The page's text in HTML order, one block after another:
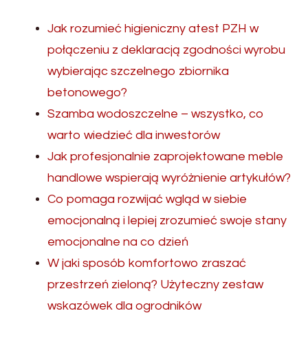
Jak rozumieć higieniczny atest PZH w
połączeniu z deklaracją zgodności wyrobu
wybierając szczelnego zbiornika
betonowego?
Szamba wodoszczelne – wszystko, co
warto wiedzieć dla inwestorów
Jak profesjonalnie zaprojektowane meble
handlowe wspierają wyróżnienie artykułów?
Co pomaga rozwijać wgląd w siebie
emocjonalną i lepiej zrozumieć swoje stany
emocjonalne na co dzień
W jaki sposób komfortowo zraszać
przestrzeń zieloną? Użyteczny zestaw
wskazówek dla ogrodników